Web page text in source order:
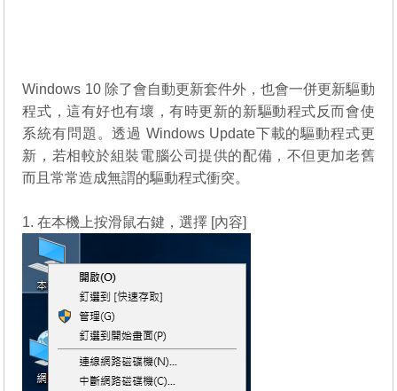
Windows 10 除了會自動更新套件外，也會一併更新驅動
程式，這有好也有壞，有時更新的新驅動程式反而會使
系統有問題。透過 Windows Update下載的驅動程式更
新，若相較於組裝電腦公司提供的配備，不但更加老舊
而且常常造成無謂的驅動程式衝突。
1. 在本機上按滑鼠右鍵，選擇 [內容]